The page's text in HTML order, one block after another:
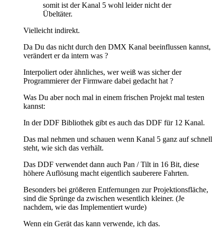
somit ist der Kanal 5 wohl leider nicht der
Übeltäter.
Vielleicht indirekt.
Da Du das nicht durch den DMX Kanal beeinflussen kannst,
verändert er da intern was ?
Interpoliert oder ähnliches, wer weiß was sicher der
Programmierer der Firmware dabei gedacht hat ?
Was Du aber noch mal in einem frischen Projekt mal testen
kannst:
In der DDF Bibliothek gibt es auch das DDF für 12 Kanal.
Das mal nehmen und schauen wenn Kanal 5 ganz auf schnell
steht, wie sich das verhält.
Das DDF verwendet dann auch Pan / Tilt in 16 Bit, diese
höhere Auflösung macht eigentlich sauberere Fahrten.
Besonders bei größeren Entfernungen zur Projektionsfläche,
sind die Sprünge da zwischen wesentlich kleiner. (Je
nachdem, wie das Implementiert wurde)
Wenn ein Gerät das kann verwende, ich das.